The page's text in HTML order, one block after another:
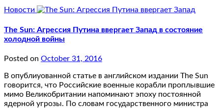
Новости
The Sun: Агрессия Путина ввергает Запад в состояние
холодной войны
Posted on October 31, 2016
В опублиуованной статье в английском издании The Sun
говорится, что Российские военные корабли проплывшие
мимо Великобритании напоминают эпоху постоянной
ядерной угрозы. По словам государственного министра